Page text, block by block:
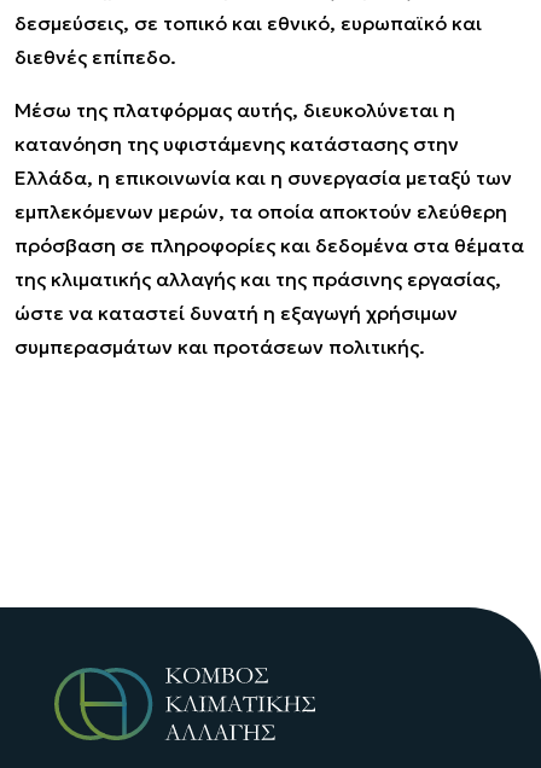
δεσμεύσεις, σε τοπικό και εθνικό, ευρωπαϊκό και
διεθνές επίπεδο.
Μέσω της πλατφόρμας αυτής, διευκολύνεται η
κατανόηση της υφιστάμενης κατάστασης στην
Ελλάδα, η επικοινωνία και η συνεργασία μεταξύ των
εμπλεκόμενων μερών, τα οποία αποκτούν ελεύθερη
πρόσβαση σε πληροφορίες και δεδομένα στα θέματα
της κλιματικής αλλαγής και της πράσινης εργασίας,
ώστε να καταστεί δυνατή η εξαγωγή χρήσιμων
συμπερασμάτων και προτάσεων πολιτικής.